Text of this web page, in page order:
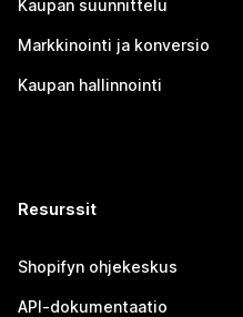
Kaupan suunnittelu
Markkinointi ja konversio
Kaupan hallinnointi
Resurssit
Shopifyn ohjekeskus
API-dokumentaatio